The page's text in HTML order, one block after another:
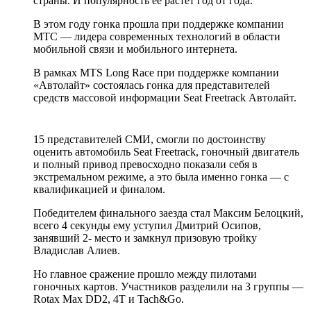
В этом году гонка прошла при поддержке компании
МТС — лидера современных технологий в области
мобильной связи и мобильного интернета.
В рамках MTS Long Race при поддержке компании
«Автолайт» состоялась гонка для представителей
средств массовой информации Seat Freetrack Автолайт.
15 представителей СМИ, смогли по достоинству
оценить автомобиль Seat Freetrack, гоночный двигатель
и полный привод превосходно показали себя в
экстремальном режиме, а это была именно гонка — с
квалификацией и финалом.
Победителем финального заезда стал Максим Белоцкий,
всего 4 секунды ему уступил Дмитрий Осипов,
занявший 2- место и замкнул призовую тройку
Владислав Алиев.
Но главное сражение прошло между пилотами
гоночных картов. Участников разделили на 3 группы —
Rotax Max DD2, 4T и Tach&Go.